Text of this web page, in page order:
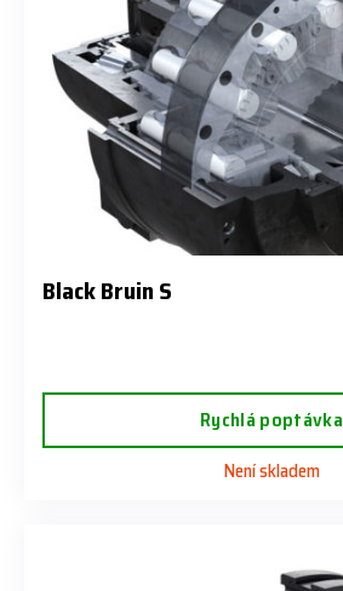
Black Bruin S
Rychlá poptávka
Není skladem